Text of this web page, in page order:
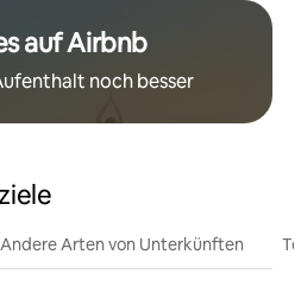
auf Airbnb
noch besser
Andere Arten von Unterkünften